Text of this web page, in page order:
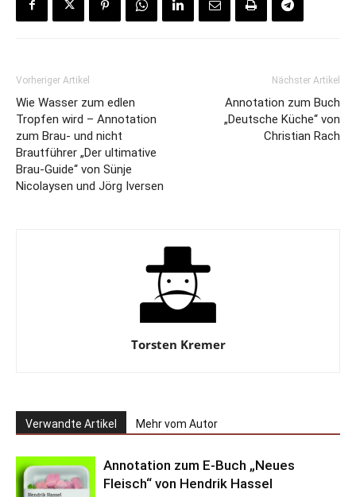
Vorheriger Artikel
Wie Wasser zum edlen
Tropfen wird – Annotation
zum Brau- und nicht
Brautführer „Der ultimative
Brau-Guide“ von Sünje
Nicolaysen und Jörg Iversen
Nächster Artikel
Annotation zum Buch
„Deutsche Küche“ von
Christian Rach
Torsten Kremer
Verwandte Artikel Mehr vom Autor
Annotation zum E-Buch „Neues
Fleisch“ von Hendrik Hassel